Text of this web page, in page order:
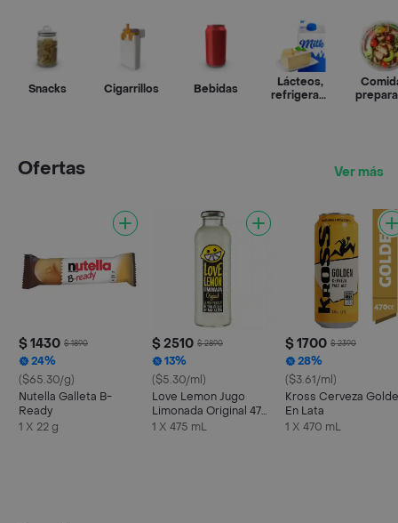
Snacks Cigarrillos Bebidas
Lácteos,
refrigerados
Ofertas Ver más
$ 1430 $ 1890
24%
($65.30/g)
Nutella Galleta B-
Ready
1 X 22 g
$ 2510 $ 2890
13%
($5.30/ml)
Love Lemon Jugo
Limonada Original 475
cc
1 X 475 mL
$ 1700 $ 2390
28%
($3.61/ml)
Kross Cerveza
En Lata
1 X 470 mL